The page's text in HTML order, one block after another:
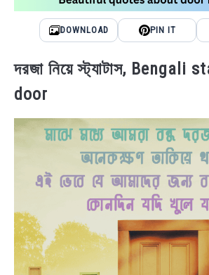
DOWNLOAD PIN IT
দরজা নিয়ে স্ট্যাটাস, Bengali
door